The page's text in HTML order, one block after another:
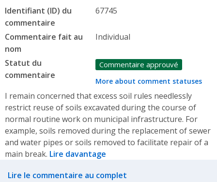
Identifiant (ID) du
commentaire
67745
Commentaire fait au
nom
Individual
Statut du
commentaire
Commentaire approuvé
More about comment statuses
I remain concerned that excess soil rules needlessly
restrict reuse of soils excavated during the course of
normal routine work on municipal infrastructure. For
example, soils removed during the replacement of sewer
and water pipes or soils removed to facilitate repair of a
main break. Lire davantage
Related actions
Lire le commentaire au complet